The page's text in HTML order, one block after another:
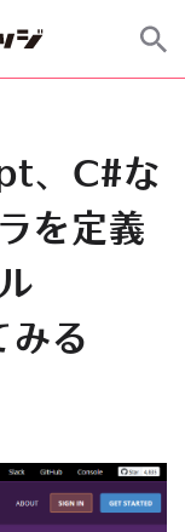
、C#な
を定義
みる